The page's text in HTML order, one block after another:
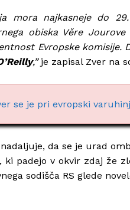
mora najkasneje do
obiska Věre
Evropske komisije.
,” je zapisal Zver na
se je pri evropski
da se je urad
ki padejo v okvir zdaj že
sodišča RS glede